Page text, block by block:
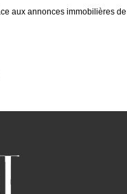
aux annonces immobilières